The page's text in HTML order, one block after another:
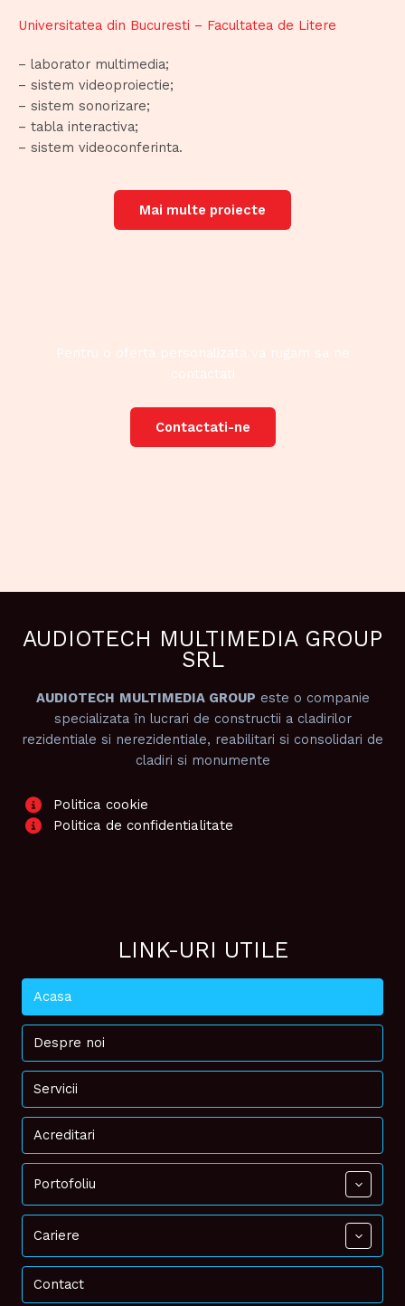
Universitatea din Bucuresti – Facultatea de Litere
– laborator multimedia;
– sistem videoproiectie;
– sistem sonorizare;
– tabla interactiva;
– sistem videoconferinta.
Mai multe proiecte
Pentru o oferta personalizata va rugam sa ne
contactati
Contactati-ne
AUDIOTECH MULTIMEDIA GROUP
SRL
AUDIOTECH MULTIMEDIA GROUP este o companie
specializata în lucrari de constructii a cladirilor
rezidentiale si nerezidentiale, reabilitari si consolidari de
cladiri si monumente
Politica cookie
Politica de confidentialitate
LINK-URI UTILE
Acasa
Despre noi
Servicii
Acreditari
Portofoliu
Cariere
Contact